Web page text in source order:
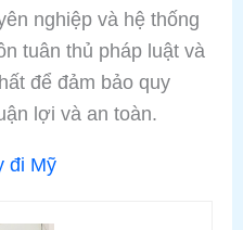
nghiệp và hệ thống
tuân thủ pháp luật và
để đảm bảo quy
lợi và an toàn.
đi Mỹ